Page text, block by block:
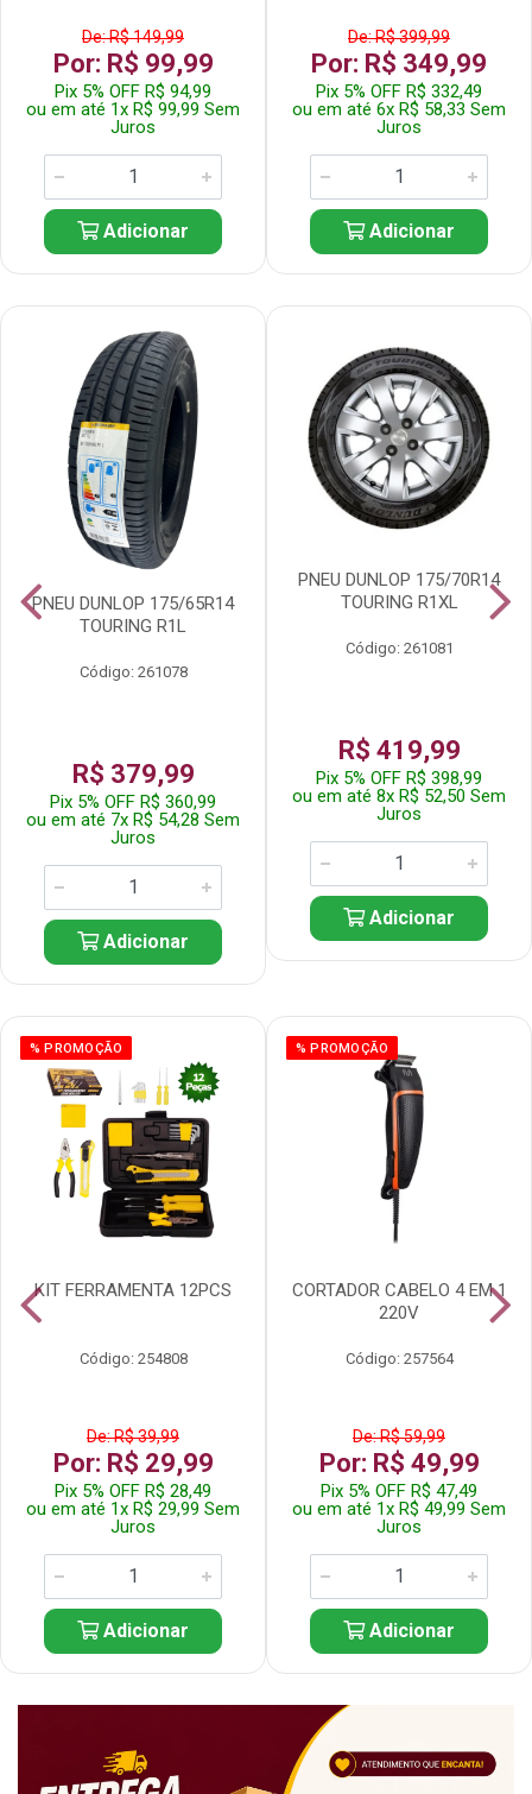
De: R$ 149,99
Por: R$ 99,99
Pix 5% OFF R$ 94,99
ou em até 1x R$ 99,99 Sem
Juros
Adicionar
De: R$ 399,99
Por: R$ 349,99
Pix 5% OFF R$ 332,49
ou em até 6x R$ 58,33 Sem
Juros
Adicionar
PNEU DUNLOP 175/65R14
TOURING R1L
Código: 261078
R$ 379,99
Pix 5% OFF R$ 360,99
ou em até 7x R$ 54,28 Sem
Juros
Adicionar
PNEU DUNLOP 175/70R14
TOURING R1XL
Código: 261081
R$ 419,99
Pix 5% OFF R$ 398,99
ou em até 8x R$ 52,50 Sem
Juros
Adicionar
% PROMOÇÃO
KIT FERRAMENTA 12PCS
Código: 254808
De: R$ 39,99
Por: R$ 29,99
Pix 5% OFF R$ 28,49
ou em até 1x R$ 29,99 Sem
Juros
Adicionar
% PROMOÇÃO
CORTADOR CABELO 4 EM 1
220V
Código: 257564
De: R$ 59,99
Por: R$ 49,99
Pix 5% OFF R$ 47,49
ou em até 1x R$ 49,99 Sem
Juros
Adicionar